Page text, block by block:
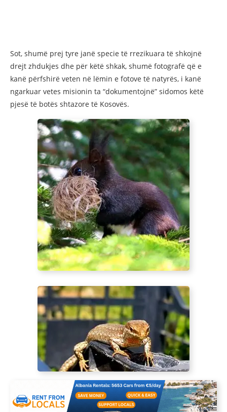
Sot, shumë prej tyre janë specie të rrezikuara të shkojnë
drejt zhdukjes dhe për këtë shkak, shumë fotografë që e
kanë përfshirë veten në lëmin e fotove të natyrës, i kanë
ngarkuar vetes misionin ta “dokumentojnë” sidomos këtë
pjesë të botës shtazore të Kosovës.